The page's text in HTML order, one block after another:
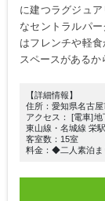
に建つラグジュ
なセントラルパ
はフレンチや軽
スペースがあるか
【詳細情報】
住所：愛知県名古
アクセス： [電車]
東山線・名城線 栄
客室数：15室
料金：◆二人素泊ま